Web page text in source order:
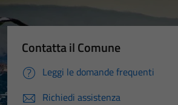
Contatta il Comune
Leggi le domande frequenti
Richiedi assistenza